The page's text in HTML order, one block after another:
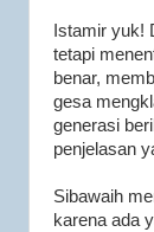
Istamir yuk!
tetapi
benar,
gesa
generasi
penjelasan
Sibawaih
karena ada